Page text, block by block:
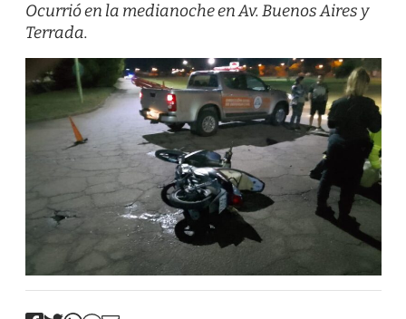
Ocurrió en la medianoche en Av. Buenos Aires y
Terrada.